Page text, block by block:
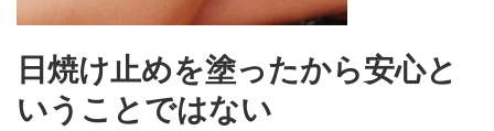
日焼け止めを塗ったから安心と
いうことではない